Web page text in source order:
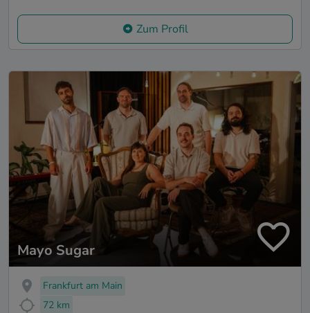
Zum Profil
Mayo Sugar
Frankfurt am Main
72 km